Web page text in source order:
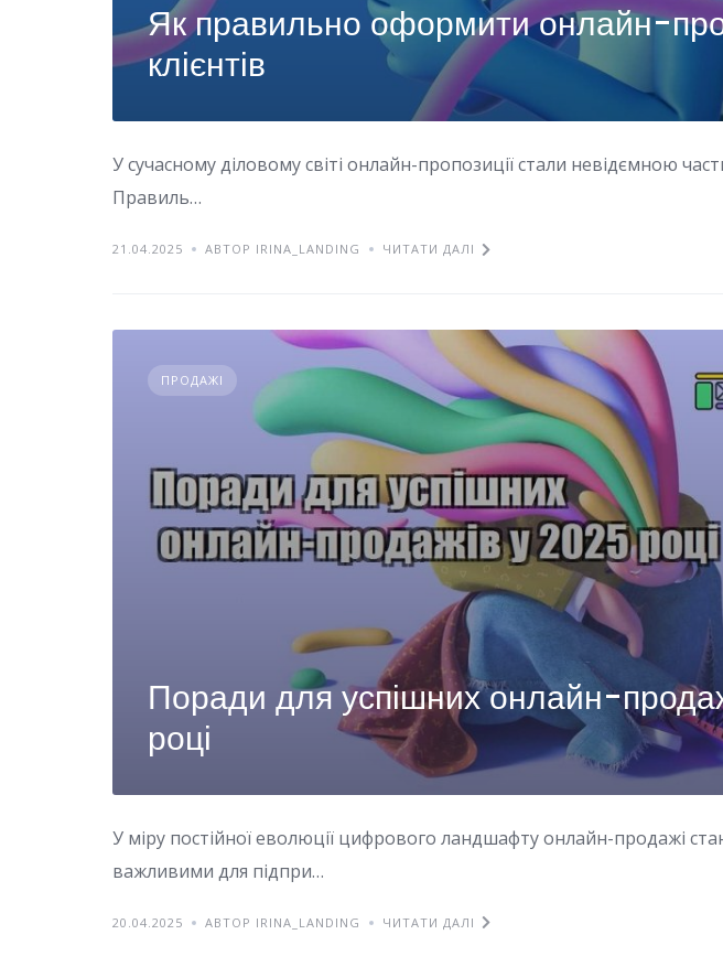
Як правильно оформити онлайн-
клієнтів
У сучасному діловому світі онлайн-пропозиції стали невідємною
Правиль…
21.04.2025 АВТОР IRINA_LANDING ЧИТАТИ ДАЛІ
ПРОДАЖІ
Поради для успішних онлайн-
році
У міру постійної еволюції цифрового ландшафту онлайн-продажі
важливими для підпри…
20.04.2025 АВТОР IRINA_LANDING ЧИТАТИ ДАЛІ